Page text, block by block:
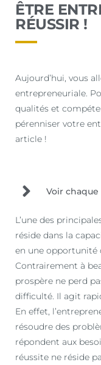
ÊTRE
RÉUSSIR !
Aujourd’hui, vous
entrepreneuriale.
qualités et
pérenniser votre
article !
Voir
L’une des
réside dans la
en une opportunité
Contrairement à
prospère ne perd
difficulté. Il agit
En effet,
résoudre des
répondent aux
réussite ne réside